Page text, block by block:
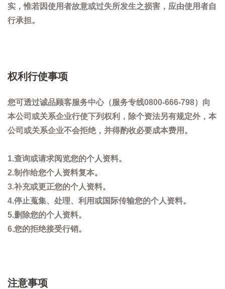
实，惟若因使用者故意或过失所发生之损害，应由使用者自
行承担。
权利行使事项
您可透过诚品顾客服务中心（服务专线0800-666-798）向
本公司或关系企业行使下列权利，除个资法另有规定外，本
公司或关系企业不会拒绝，并得酌收必要成本费用。
1.查询或请求阅览您的个人资料。
2.制作给您个人资料复本。
3.补充或更正您的个人资料。
4.停止蒐集、处理、利用或国际传输您的个人资料。
5.删除您的个人资料。
6.您的拒绝接受行销。
注意事项